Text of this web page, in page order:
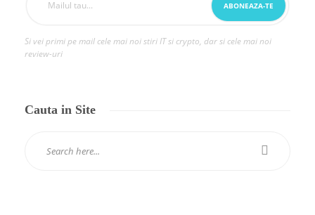
Si vei primi pe mail cele mai noi stiri IT si crypto, dar si cele mai noi
review-uri
Cauta in Site